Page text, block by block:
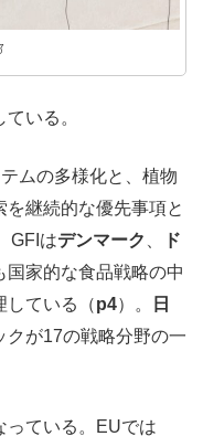
いる。
ムの多様化と、植物
継続的な優先事項と
GFIはデンマーク
ド
国家的な食品戦略の中
している（p4）。
日
クが17の戦略分野の一
っている。EUでは